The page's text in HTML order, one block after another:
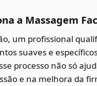
a Massagem
um profissional
suaves e
processo não só
e na melhora da